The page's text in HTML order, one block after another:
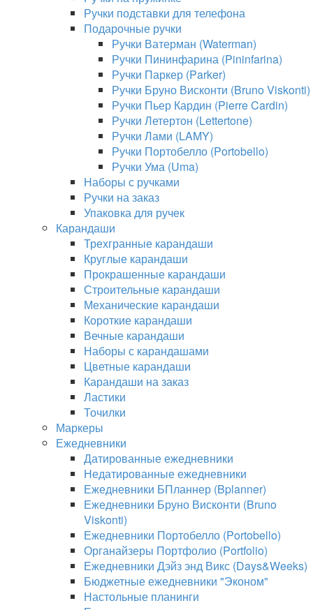
Ручки подставки для телефона
Подарочные ручки
Ручки Ватерман (Waterman)
Ручки Пининфарина (Pininfarina)
Ручки Паркер (Parker)
Ручки Бруно Висконти (Bruno Viskonti)
Ручки Пьер Кардин (Pierre Cardin)
Ручки Летертон (Lettertone)
Ручки Лами (LAMY)
Ручки Портобелло (Portobello)
Ручки Ума (Uma)
Наборы с ручками
Ручки на заказ
Упаковка для ручек
Карандаши
Трехгранные карандаши
Круглые карандаши
Прокрашенные карандаши
Строительные карандаши
Механические карандаши
Короткие карандаши
Вечные карандаши
Наборы с карандашами
Цветные карандаши
Карандаши на заказ
Ластики
Точилки
Маркеры
Ежедневники
Датированные ежедневники
Недатированные ежедневники
Ежедневники БПланнер (Bplanner)
Ежедневники Бруно Висконти (Bruno
Viskonti)
Ежедневники Портобелло (Portobello)
Органайзеры Портфолио (Portfolio)
Ежедневники Дэйз энд Викс (Days&Weeks)
Бюджетные ежедневники "Эконом"
Настольные планинги